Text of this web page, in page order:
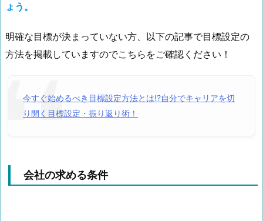
ょう。
明確な目標が決まっていない方、以下の記事で目標設定の
方法を掲載していますのでこちらをご確認ください！
今すぐ始めるべき目標設定方法とは!?自分でキャリアを切
り開く目標設定・振り返り術！
会社の求める条件